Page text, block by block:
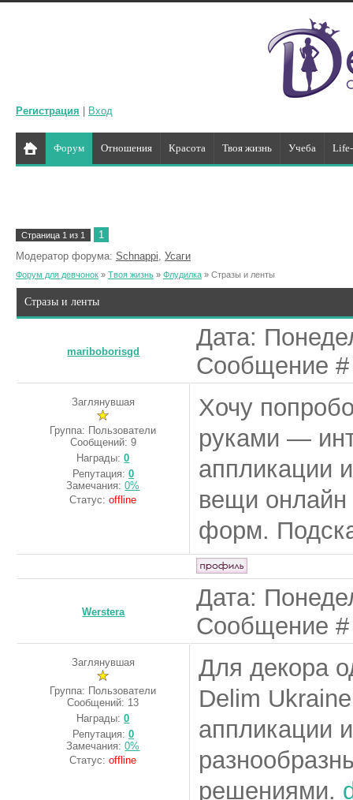
Регистрация Вход
Форум Отношения Красота Твоя жизнь Учеба
Страница 1 из 1
1
Модератор форума: Schnappi, Усаги
Форум для девчонок » Твоя жизнь » Флудилка » Стразы и ленты
Стразы и ленты
mariboborisgd
Дата:
Сообщение
Заглянувшая
Группа: Пользователи
Сообщений: 9
Награды:0
Репутация: 0
Замечания:0%
Статус:offline
Хочу
руками —
аппликации
вещи
форм.
Werstera
Дата:
Сообщение
Заглянувшая
Группа: Пользователи
Сообщений: 13
Награды:0
Репутация: 0
Замечания:0%
Статус:offline
Для декора
Delim
аппликации
решениями.